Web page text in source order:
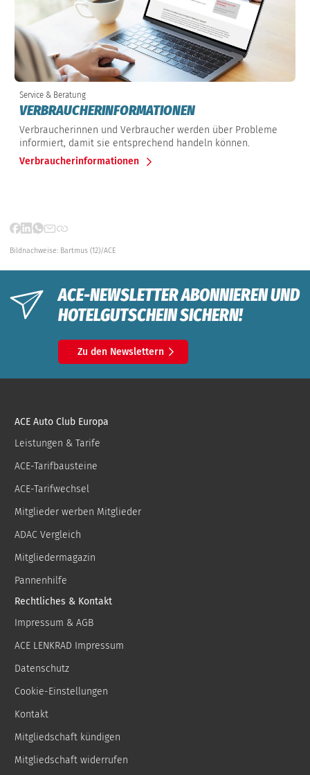
Service & Beratung
VERBRAUCHERINFORMATIONEN
Verbraucherinnen und Verbraucher werden über Probleme
informiert, damit sie entsprechend handeln können.
Verbraucherinformationen
Bildnachweise: Bartmus (12)/ACE
ACE-NEWSLETTER ABONNIEREN UND
HOTELGUTSCHEIN SICHERN!
Zu den Newslettern
ACE Auto Club Europa
Leistungen & Tarife
ACE-Tarifbausteine
ACE-Tarifwechsel
Mitglieder werben Mitglieder
ADAC Vergleich
Mitgliedermagazin
Pannenhilfe
Rechtliches & Kontakt
Impressum & AGB
ACE LENKRAD Impressum
Datenschutz
Cookie-Einstellungen
Kontakt
Mitgliedschaft kündigen
Mitgliedschaft widerrufen